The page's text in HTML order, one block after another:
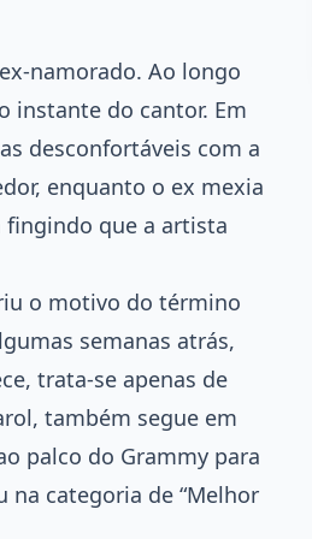
namorado. Ao longo
instante do cantor. Em
desconfortáveis com a
enquanto o ex mexia
que a artista
o motivo do término
semanas atrás,
trata-se apenas de
também segue em
palco do Grammy para
na categoria de “Melhor